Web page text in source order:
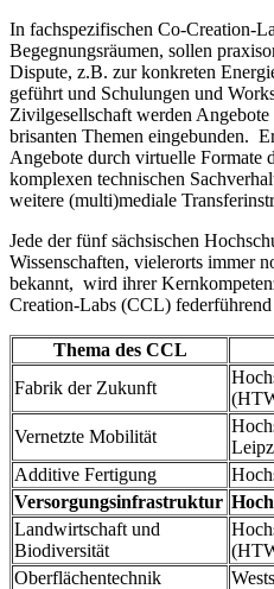
In fachspezifischen Co-Creation-
Begegnungsräumen, sollen
Dispute, z.B. zur konkreten
geführt und Schulungen und
Zivilgesellschaft werden
brisanten Themen eingebunden.
Angebote durch virtuelle Formate
komplexen technischen
weitere (multi)mediale
Jede der fünf sächsischen
Wissenschaften, vielerorts immer
bekannt, wird ihrer
Creation-Labs (CCL)
Thema des CCL
Fabrik der Zukunft
Vernetzte Mobilität
Additive Fertigung
Versorgungsinfrastruktur
Landwirtschaft und
Biodiversität
Oberflächentechnik